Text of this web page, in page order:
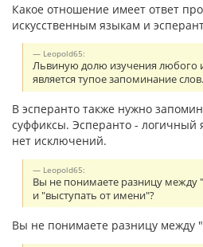
Какое отношение имеет ответ
искусственным языкам и
Leopold65:
Львиную долю изучения любого
является тупое запоминание слов.
В эсперанто также нужно
суффиксы. Эсперанто - логичный
нет исключений.
Leopold65:
Вы не понимаете разницу между
и "выступать от имени"?
Вы не понимаете разницу между